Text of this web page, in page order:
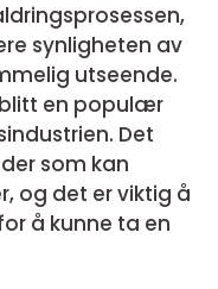
synligheten av
utseende.
en populær
Det
som kan
og det er viktig å
å kunne ta en